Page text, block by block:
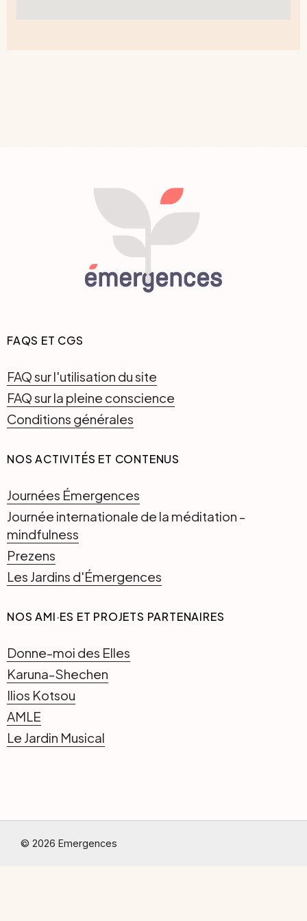
FAQS ET CGS
FAQ sur l'utilisation du site
FAQ sur la pleine conscience
Conditions générales
NOS ACTIVITÉS ET CONTENUS
Journées Émergences
Journée internationale de la méditation -
mindfulness
Prezens
Les Jardins d'Émergences
NOS AMI·ES ET PROJETS PARTENAIRES
Donne-moi des Elles
Karuna-Shechen
Ilios Kotsou
AMLE
Le Jardin Musical
© 2026 Emergences